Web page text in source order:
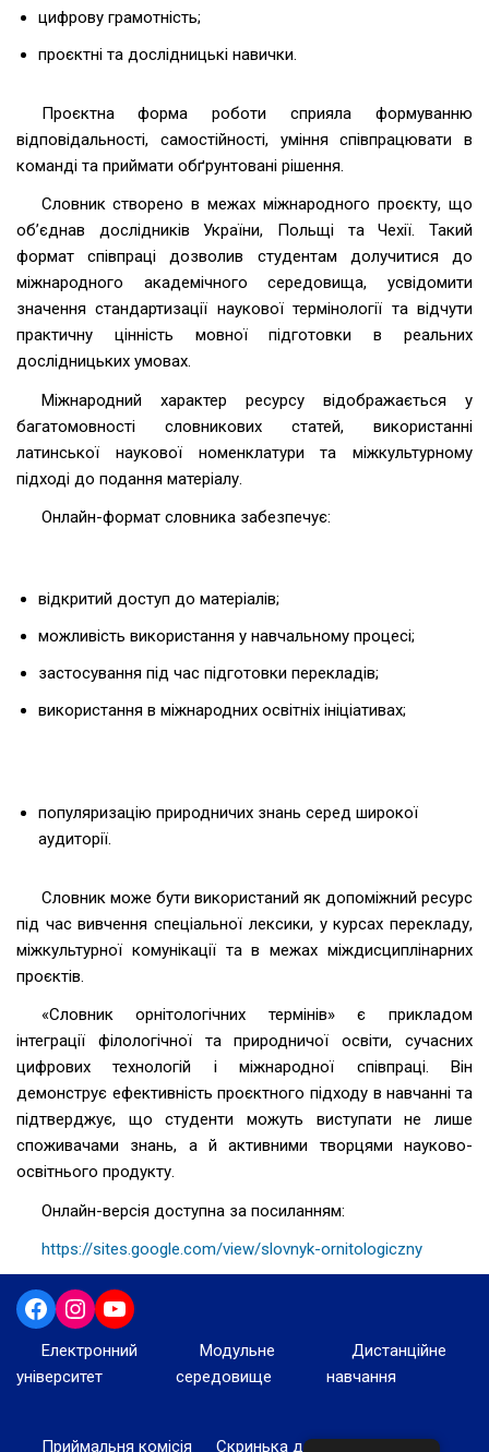
цифрову грамотність;
проєктні та дослідницькі навички.
Проєктна форма роботи сприяла формуванню
відповідальності, самостійності, уміння співпрацювати в
команді та приймати обґрунтовані рішення.
Словник створено в межах міжнародного проєкту, що
об’єднав дослідників України, Польщі та Чехії. Такий
формат співпраці дозволив студентам долучитися до
міжнародного академічного середовища, усвідомити
значення стандартизації наукової термінології та відчути
практичну цінність мовної підготовки в реальних
дослідницьких умовах.
Міжнародний характер ресурсу відображається у
багатомовності словникових статей, використанні
латинської наукової номенклатури та міжкультурному
підході до подання матеріалу.
Онлайн-формат словника забезпечує:
відкритий доступ до матеріалів;
можливість використання у навчальному процесі;
застосування під час підготовки перекладів;
використання в міжнародних освітніх ініціативах;
популяризацію природничих знань серед широкої
аудиторії.
Словник може бути використаний як допоміжний ресурс
під час вивчення спеціальної лексики, у курсах перекладу,
міжкультурної комунікації та в межах міждисциплінарних
проєктів.
«Словник орнітологічних термінів» є прикладом
інтеграції філологічної та природничої освіти, сучасних
цифрових технологій і міжнародної співпраці. Він
демонструє ефективність проєктного підходу в навчанні та
підтверджує, що студенти можуть виступати не лише
споживачами знань, а й активними творцями науково-
освітнього продукту.
Онлайн-версія доступна за посиланням:
https://sites.google.com/view/slovnyk-ornitologiczny
Електронний
університет
Модульне
середовище
Дистанційне
навчання
Приймальня комісія Скринька довіри